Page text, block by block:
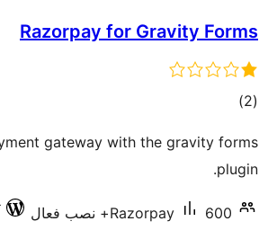
Razorpay for Gravity Forms
(2 مجموع)
gateway with the gravity forms
plugin.
Razorpay 600+ نصب فعال